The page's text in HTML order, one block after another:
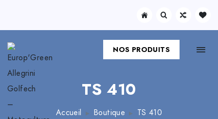
NOS PRODUITS
TS 410
Accueil Boutique TS 410